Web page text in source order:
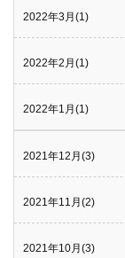
2022年3月(1)
2022年2月(1)
2022年1月(1)
2021年12月(3)
2021年11月(2)
2021年10月(3)